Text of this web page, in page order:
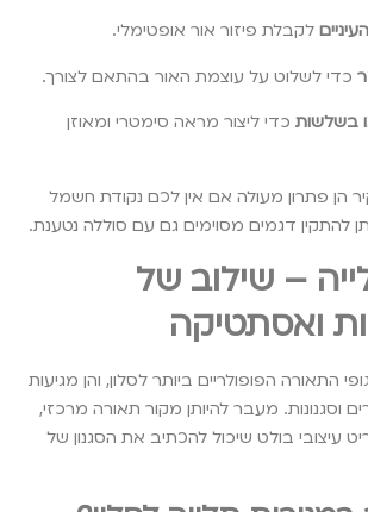
לקבלת פיזור אור אופטימלי.
כדי לשלוט על עוצמת האור בהתאם לצורך.
בשלשות כדי ליצור מראה סימטרי ומאוזן
הן פתרון מעולה אם אין לכם נקודת חשמל
להתקין דגמים מסוימים גם עם סוללה נטענת.
– שילוב של
ואסתטיקה
התאורה הפופולריים ביותר לסלון, והן מגיעות
וסגנונות. מעבר להיותן מקור תאורה מרכזי,
עיצובי בולט שיכול להכתיב את הסגנון של